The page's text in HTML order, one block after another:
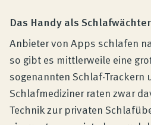
Das Handy als
Anbieter von Apps schlafen
so gibt es mittlerweile eine
sogenannten Schlaf-Trackern
Schlafmediziner raten zwar
Technik zur privaten